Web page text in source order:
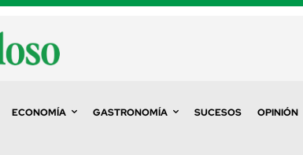
ECONOMÍA GASTRONOMÍA SUCESOS OPINIÓN